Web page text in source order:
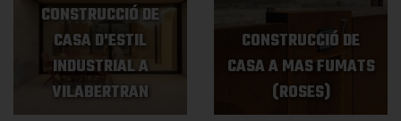
CONSTRUCCIÓ DE
CASA D'ESTIL
INDUSTRIAL A
VILABERTRAN
CONSTRUCCIÓ DE
CASA A MAS FUMATS
(ROSES)